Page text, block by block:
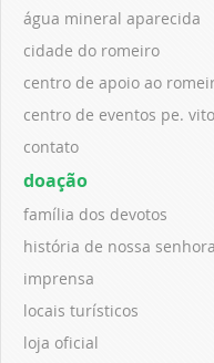
água mineral aparecida
cidade do romeiro
centro de apoio ao
centro de eventos pe.
contato
doação
família dos devotos
história de nossa senhora
imprensa
locais turísticos
loja oficial